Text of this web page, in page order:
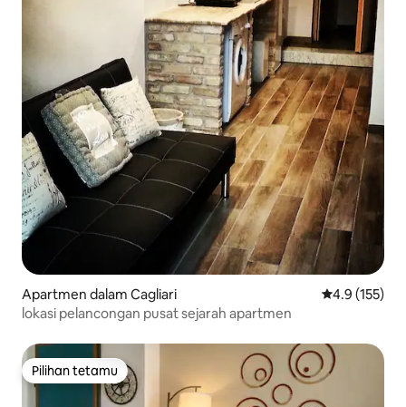
Apartmen dalam Cagliari Penarafan
4.9 (155)
lokasi pelancongan pusat sejarah apartmen
Pilihan tetamu
Pilihan tetamu